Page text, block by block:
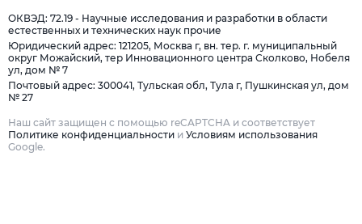
ОКВЭД: 72.19 - Научные исследования и разработки в области
естественных и технических наук прочие
Юридический адрес: 121205, Москва г, вн. тер. г. муниципальный
округ Можайский, тер Инновационного центра Сколково, Нобеля
ул, дом № 7
Почтовый адрес: 300041, Тульская обл, Тула г, Пушкинская ул, дом
№ 27
Наш сайт защищен с помощью reCAPTCHA и соответствует
Политике конфиденциальности и Условиям использования
Google.